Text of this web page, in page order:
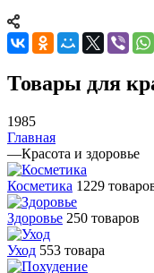
Товары для
1985
Главная
—Красота и здоровье
Косметика 1229
Здоровье 250 товаров
Уход 553 товара